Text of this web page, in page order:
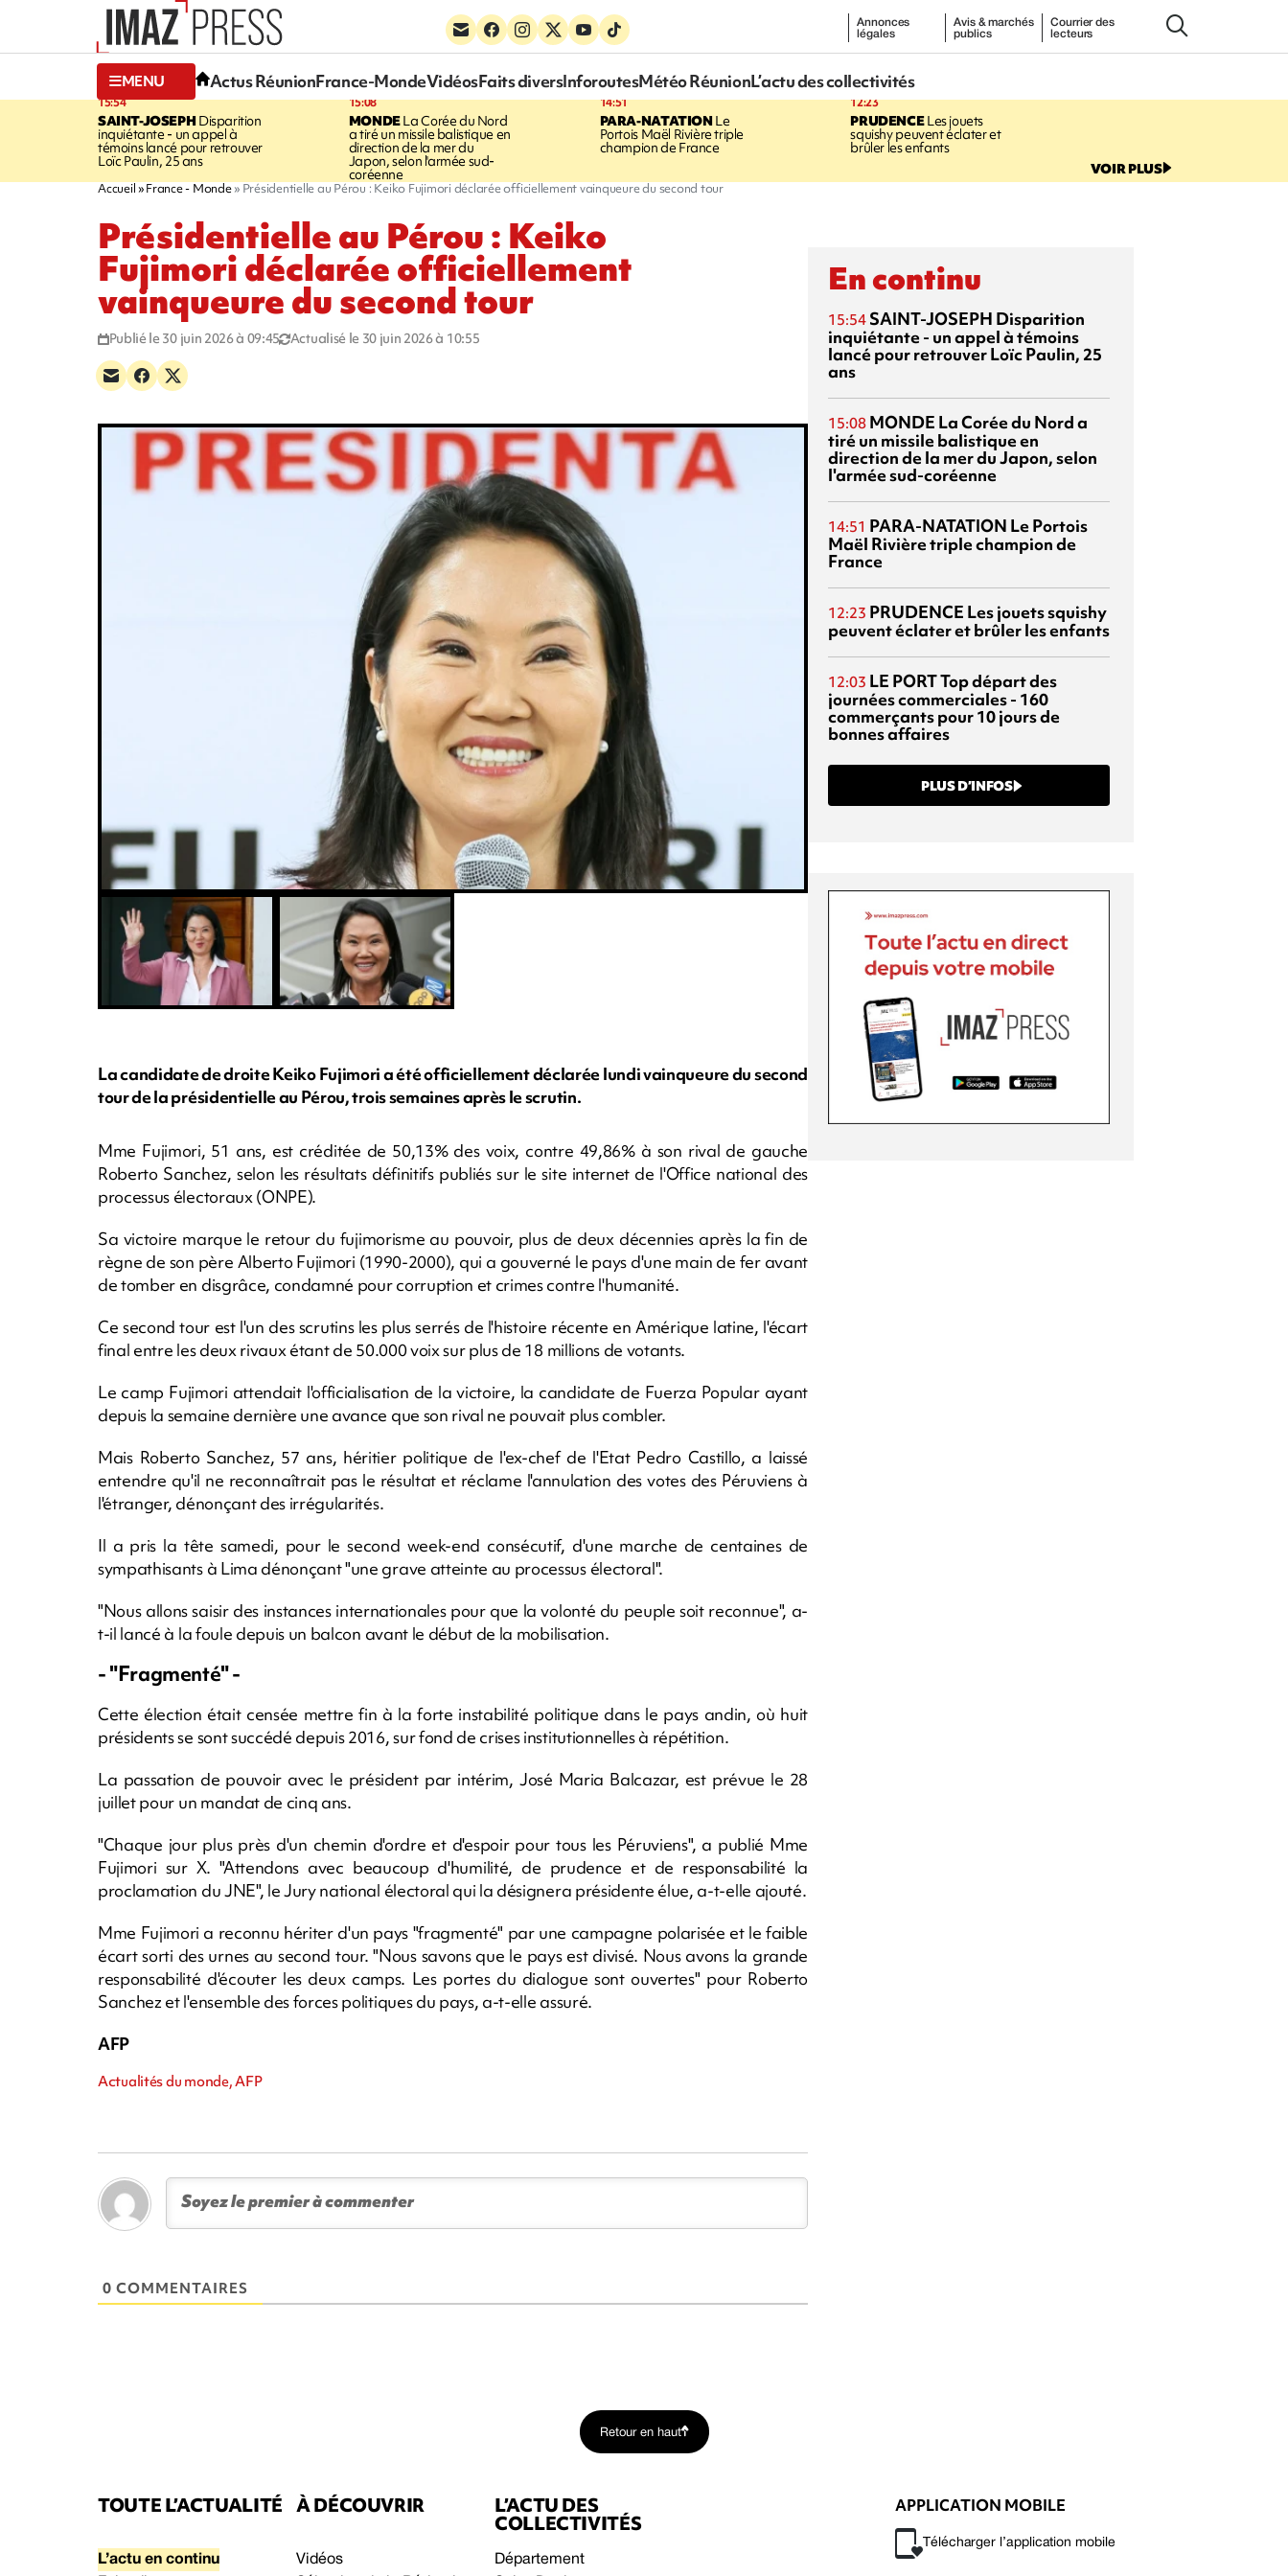
Annonces
légales
Avis & marchés
publics
Courrier des
lecteurs
MENU Actus RéunionFrance-MondeVidéosFaits diversInforoutesMétéo RéunionL’actu des collectivités
15:54
SAINT-JOSEPHDisparition
inquiétante - un appel à
témoins lancé pour retrouver
Loïc Paulin, 25 ans
15:08
MONDELa Corée du Nord
a tiré un missile balistique en
direction de la mer du
Japon, selon l'armée sud-
coréenne
14:51
PARA-NATATIONLe
Portois Maël Rivière triple
champion de France
12:23
PRUDENCELes jouets
squishy peuvent éclater et
brûler les enfants
VOIR PLUS
Accueil France - Monde Présidentielle au Pérou : Keiko Fujimori déclarée officiellement vainqueure du second tour
Présidentielle au Pérou : Keiko
Fujimori déclarée officiellement
vainqueure du second tour
Publié le 30 juin 2026 à 09:45 Actualisé le 30 juin 2026 à 10:55
La candidate de droite Keiko Fujimori a été officiellement déclarée lundi vainqueure du second
tour de la présidentielle au Pérou, trois semaines après le scrutin.
Mme Fujimori, 51 ans, est créditée de 50,13% des voix, contre 49,86% à son rival de gauche
Roberto Sanchez, selon les résultats définitifs publiés sur le site internet de l'Office national des
processus électoraux (ONPE).
Sa victoire marque le retour du fujimorisme au pouvoir, plus de deux décennies après la fin de
règne de son père Alberto Fujimori (1990-2000), qui a gouverné le pays d'une main de fer avant
de tomber en disgrâce, condamné pour corruption et crimes contre l'humanité.
Ce second tour est l'un des scrutins les plus serrés de l'histoire récente en Amérique latine, l'écart
final entre les deux rivaux étant de 50.000 voix sur plus de 18 millions de votants.
Le camp Fujimori attendait l'officialisation de la victoire, la candidate de Fuerza Popular ayant
depuis la semaine dernière une avance que son rival ne pouvait plus combler.
Mais Roberto Sanchez, 57 ans, héritier politique de l'ex-chef de l'Etat Pedro Castillo, a laissé
entendre qu'il ne reconnaîtrait pas le résultat et réclame l'annulation des votes des Péruviens à
l'étranger, dénonçant des irrégularités.
Il a pris la tête samedi, pour le second week-end consécutif, d'une marche de centaines de
sympathisants à Lima dénonçant "une grave atteinte au processus électoral".
"Nous allons saisir des instances internationales pour que la volonté du peuple soit reconnue", a-
t-il lancé à la foule depuis un balcon avant le début de la mobilisation.
- "Fragmenté" -
Cette élection était censée mettre fin à la forte instabilité politique dans le pays andin, où huit
présidents se sont succédé depuis 2016, sur fond de crises institutionnelles à répétition.
La passation de pouvoir avec le président par intérim, José Maria Balcazar, est prévue le 28
juillet pour un mandat de cinq ans.
"Chaque jour plus près d'un chemin d'ordre et d'espoir pour tous les Péruviens", a publié Mme
Fujimori sur X. "Attendons avec beaucoup d'humilité, de prudence et de responsabilité la
proclamation du JNE", le Jury national électoral qui la désignera présidente élue, a-t-elle ajouté.
Mme Fujimori a reconnu hériter d'un pays "fragmenté" par une campagne polarisée et le faible
écart sorti des urnes au second tour. "Nous savons que le pays est divisé. Nous avons la grande
responsabilité d'écouter les deux camps. Les portes du dialogue sont ouvertes" pour Roberto
Sanchez et l'ensemble des forces politiques du pays, a-t-elle assuré.
AFP
Actualités du monde, AFP
0 COMMENTAIRES
En continu
15:54 SAINT-JOSEPH Disparition
inquiétante - un appel à témoins
lancé pour retrouver Loïc Paulin, 25
ans
15:08 MONDE La Corée du Nord a
tiré un missile balistique en
direction de la mer du Japon, selon
l'armée sud-coréenne
14:51 PARA-NATATION Le Portois
Maël Rivière triple champion de
France
12:23 PRUDENCE Les jouets squishy
peuvent éclater et brûler les enfants
12:03 LE PORTTop départ des
journées commerciales - 160
commerçants pour 10 jours de
bonnes affaires
PLUS D’INFOS
Retour en haut
TOUTE L’ACTUALITÉ
L’actu en continu
À DÉCOUVRIR
Vidéos
L’ACTU DES
COLLECTIVITÉS
Département
APPLICATION MOBILE
Télécharger l’application mobile